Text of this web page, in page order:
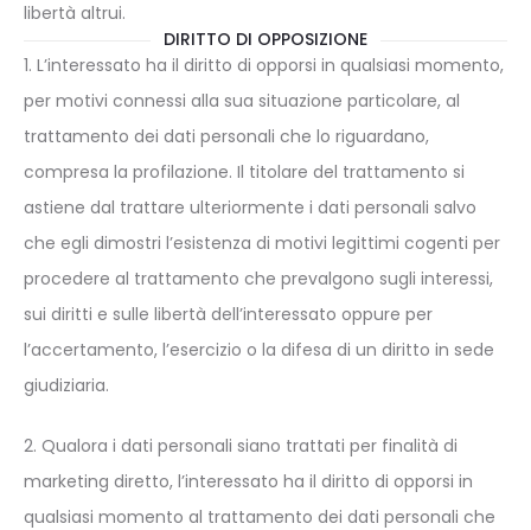
libertà altrui.
DIRITTO DI OPPOSIZIONE
1. L’interessato ha il diritto di opporsi in qualsiasi momento,
per motivi connessi alla sua situazione particolare, al
trattamento dei dati personali che lo riguardano,
compresa la profilazione. Il titolare del trattamento si
astiene dal trattare ulteriormente i dati personali salvo
che egli dimostri l’esistenza di motivi legittimi cogenti per
procedere al trattamento che prevalgono sugli interessi,
sui diritti e sulle libertà dell’interessato oppure per
l’accertamento, l’esercizio o la difesa di un diritto in sede
giudiziaria.
2. Qualora i dati personali siano trattati per finalità di
marketing diretto, l’interessato ha il diritto di opporsi in
qualsiasi momento al trattamento dei dati personali che